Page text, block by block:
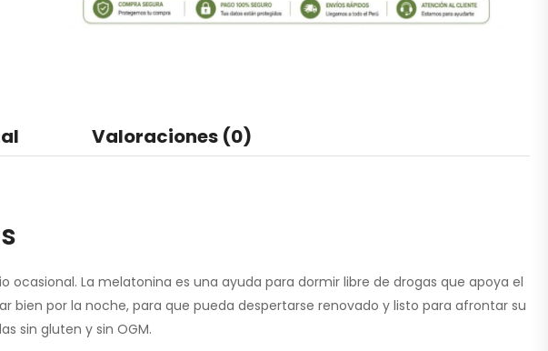
Valoraciones (0)
La melatonina es una ayuda para dormir libre de drogas que apoya el
bien por la noche, para que pueda despertarse renovado y listo para afrontar su
sin gluten y sin OGM.